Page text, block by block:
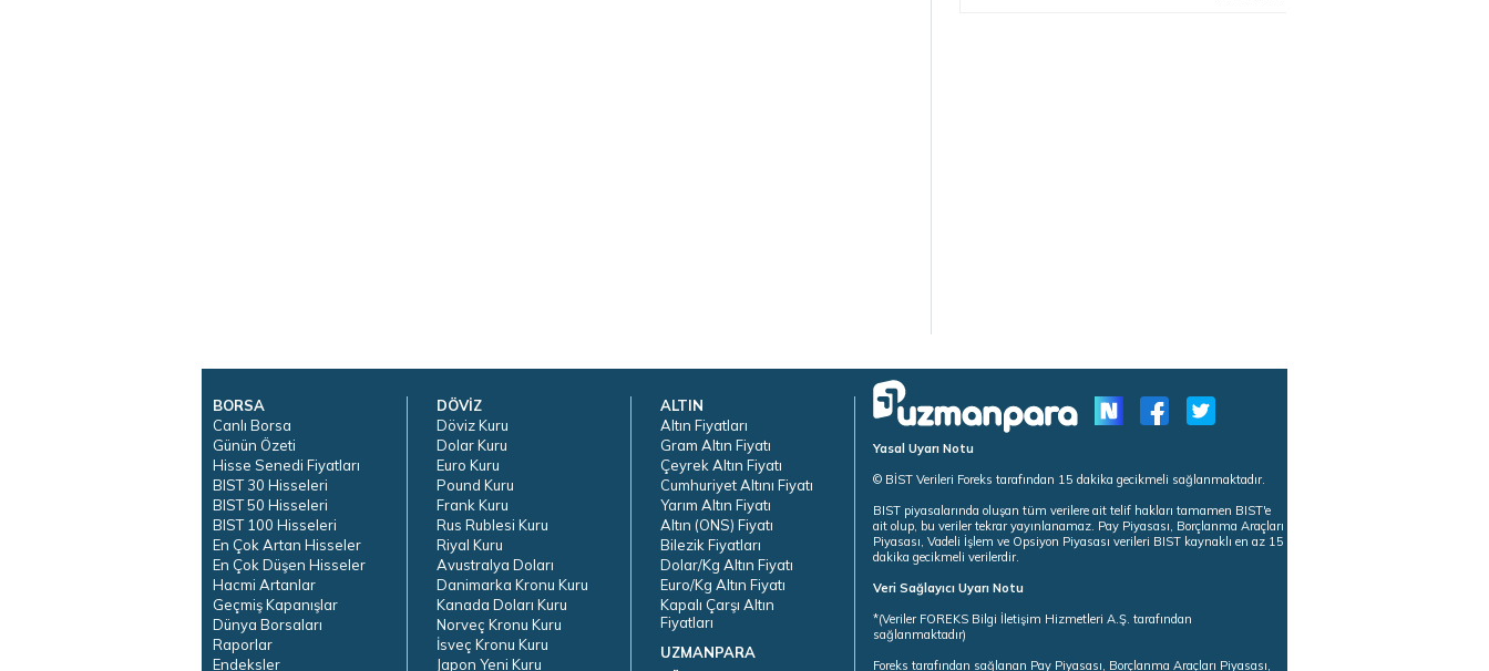
BORSA
Canlı Borsa
Günün Özeti
Hisse Senedi Fiyatları
BIST 30 Hisseleri
BIST 50 Hisseleri
BIST 100 Hisseleri
En Çok Artan Hisseler
En Çok Düşen Hisseler
Hacmi Artanlar
Geçmiş Kapanışlar
Dünya Borsaları
Raporlar
Endeksler
DÖVİZ
Döviz Kuru
Dolar Kuru
Euro Kuru
Pound Kuru
Frank Kuru
Rus Rublesi Kuru
Riyal Kuru
Avustralya Doları
Danimarka Kronu Kuru
Kanada Doları Kuru
Norveç Kronu Kuru
İsveç Kronu Kuru
Japon Yeni Kuru
ALTIN
Altın Fiyatları
Gram Altın Fiyatı
Çeyrek Altın Fiyatı
Cumhuriyet Altını Fiyatı
Yarım Altın Fiyatı
Altın (ONS) Fiyatı
Bilezik Fiyatları
Dolar/Kg Altın Fiyatı
Euro/Kg Altın Fiyatı
Kapalı Çarşı Altın
Fiyatları
UZMANPARA
Yasal Uyarı Notu
© BİST Verileri Foreks tarafından 15 dakika gecikmeli sağlanmaktadır.
BIST piyasalarında oluşan tüm verilere ait telif hakları tamamen BIST'e
ait olup, bu veriler tekrar yayınlanamaz. Pay Piyasası, Borçlanma Araçları
Piyasası, Vadeli İşlem ve Opsiyon Piyasası verileri BIST kaynaklı en az 15
dakika gecikmeli verilerdir.
Veri Sağlayıcı Uyarı Notu
*(Veriler FOREKS Bilgi İletişim Hizmetleri A.Ş. tarafından
sağlanmaktadır)
Foreks tarafından sağlanan Pay Piyasası, Borçlanma Araçları Piyasası,